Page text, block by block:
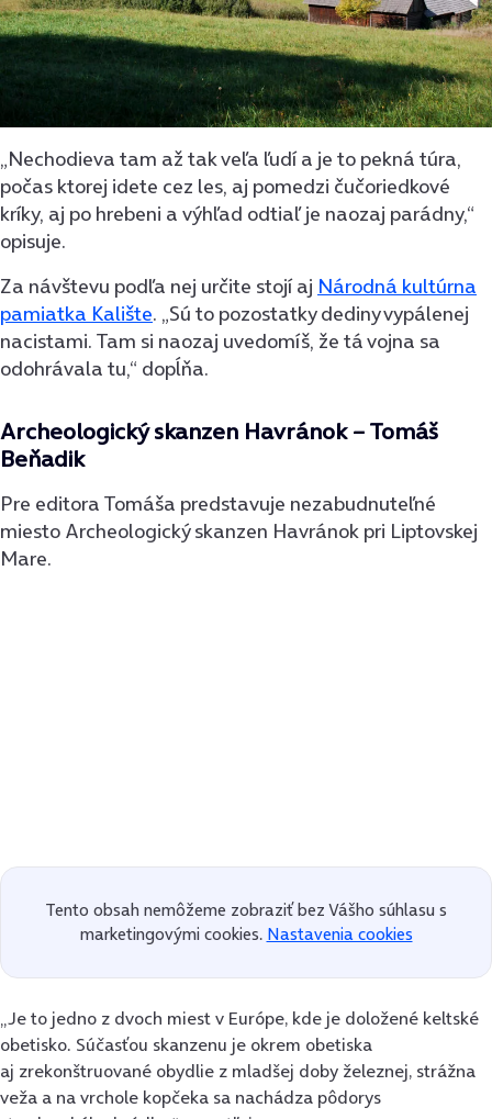
„Nechodieva tam až tak veľa ľudí a je to pekná túra,
počas ktorej idete cez les, aj pomedzi čučoriedkové
kríky, aj po hrebeni a výhľad odtiaľ je naozaj parádny,“
opisuje.
Za návštevu podľa nej určite stojí aj Národná kultúrna
pamiatka Kalište. „Sú to pozostatky dediny vypálenej
nacistami. Tam si naozaj uvedomíš, že tá vojna sa
odohrávala tu,“ dopĺňa.
Archeologický skanzen Havránok – Tomáš
Beňadik
Pre editora Tomáša predstavuje nezabudnuteľné
miesto Archeologický skanzen Havránok pri Liptovskej
Mare.
Tento obsah nemôžeme zobraziť bez Vášho súhlasu s
marketingovými cookies. Nastavenia cookies
„Je to jedno z dvoch miest v Európe, kde je doložené keltské
obetisko. Súčasťou skanzenu je okrem obetiska
aj zrekonštruované obydlie z mladšej doby železnej, strážna
veža a na vrchole kopčeka sa nachádza pôdorys